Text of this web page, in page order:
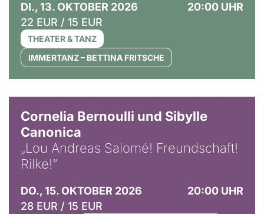
DI., 13. OKTOBER 2026
20:00 UHR
22 EUR / 15 EUR
THEATER & TANZ
IMMERTANZ – BETTINA FRITSCHE
Cornelia Bernoulli und Sibylle
Canonica
„Lou Andreas Salomé! Freundschaft!
Rilke!“
DO., 15. OKTOBER 2026
20:00 UHR
28 EUR / 15 EUR